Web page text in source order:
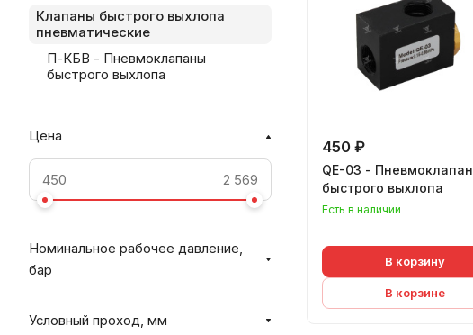
450 ₽
QE-03 - Пневмоклапан
быстрого выхлопа
Есть в наличии
В корзину
В корзине
Клапаны быстрого выхлопа
пневматические
П-КБВ - Пневмоклапаны
быстрого выхлопа
Цена
Номинальное рабочее давление,
бар
Условный проход, мм